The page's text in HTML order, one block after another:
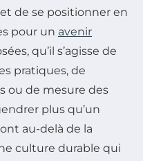
de se positionner en
pour un avenir
qu’il s’agisse de
pratiques, de
ou de mesure des
plus qu’un
au-delà de la
culture durable qui